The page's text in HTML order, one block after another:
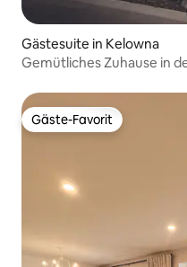
Gästesuite in Kelowna
Gemütliches Zuhause in
Gäste-Favorit
Gäste-Favorit